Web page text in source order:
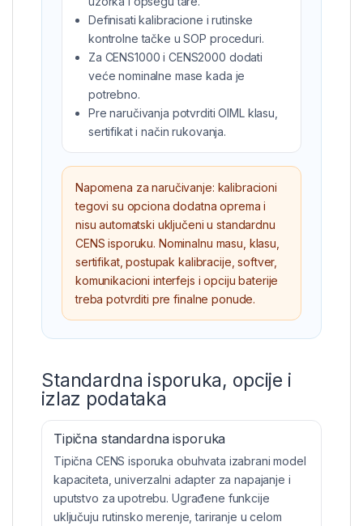
Definisati kalibracione i rutinske
kontrolne tačke u SOP proceduri.
Za CENS1000 i CENS2000 dodati
veće nominalne mase kada je
potrebno.
Pre naručivanja potvrditi OIML klasu,
sertifikat i način rukovanja.
Napomena za naručivanje: kalibracioni
tegovi su opciona dodatna oprema i
nisu automatski uključeni u standardnu
CENS isporuku. Nominalnu masu, klasu,
sertifikat, postupak kalibracije, softver,
komunikacioni interfejs i opciju baterije
treba potvrditi pre finalne ponude.
Standardna isporuka, opcije i
izlaz podataka
Tipična standardna isporuka
Tipična CENS isporuka obuhvata izabrani model
kapaciteta, univerzalni adapter za napajanje i
uputstvo za upotrebu. Ugrađene funkcije
uključuju rutinsko merenje, tariranje u celom